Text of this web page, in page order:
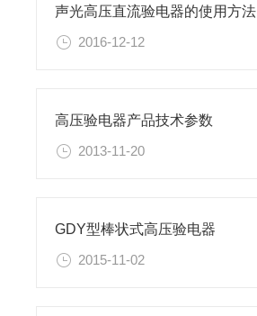
声光高压直流验电器的使用方法
2016-12-12
高压验电器产品技术参数
2013-11-20
GDY型棒状式高压验电器
2015-11-02